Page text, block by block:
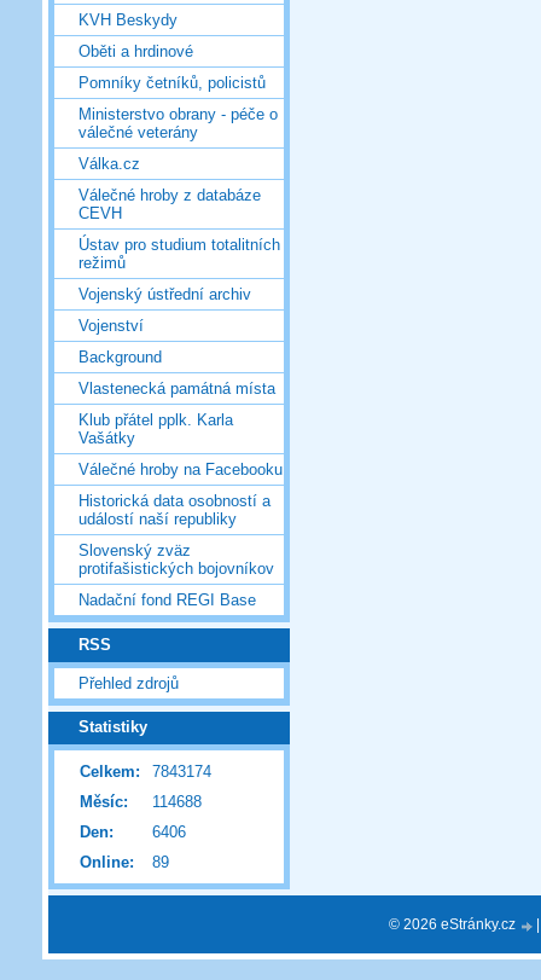
KVH Beskydy
Oběti a hrdinové
Pomníky četníků, policistů
Ministerstvo obrany - péče o
válečné veterány
Válka.cz
Válečné hroby z databáze
CEVH
Ústav pro studium totalitních
režimů
Vojenský ústřední archiv
Vojenství
Background
Vlastenecká památná místa
Klub přátel pplk. Karla
Vašátky
Válečné hroby na Facebooku
Historická data osobností a
událostí naší republiky
Slovenský zväz
protifašistických bojovníkov
Nadační fond REGI Base
RSS
Přehled zdrojů
Statistiky
Online: 89
Celkem:
7843174
Měsíc:
114688
Den:
6406
© 2026 eStránky.cz